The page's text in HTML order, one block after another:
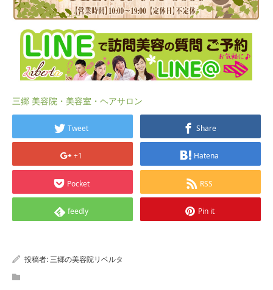
三郷 美容院・美容室・ヘアサロン
Tweet Share
+1 Hatena
Pocket RSS
feedly Pin it
投稿者:三郷の美容院リベルタ